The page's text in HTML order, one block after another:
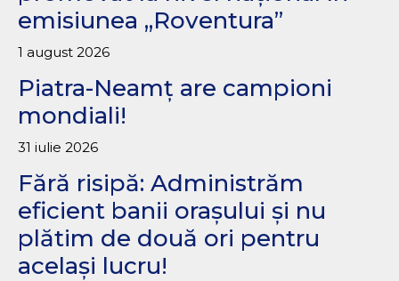
emisiunea „Roventura”
1 august 2026
Piatra-Neamț are campioni
mondiali!
31 iulie 2026
Fără risipă: Administrăm
eficient banii orașului și nu
plătim de două ori pentru
același lucru!